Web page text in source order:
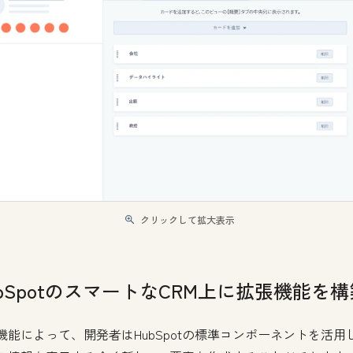
クリックして拡大表示
のスマートなCRM上に拡張機能を
能によって、開発者はHubSpotの標準コンポーネントを活用